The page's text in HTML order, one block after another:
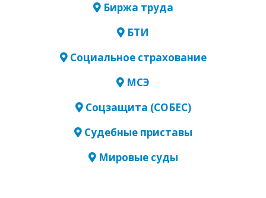
Биржа труда
БТИ
Социальное страхование
МСЭ
Соцзащита (СОБЕС)
Судебные приставы
Мировые суды